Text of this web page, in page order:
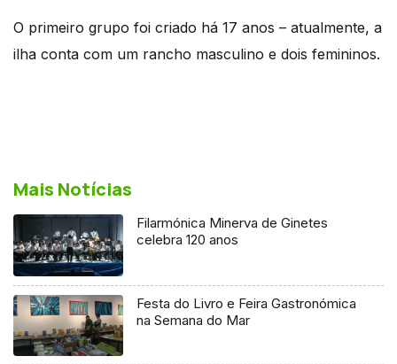
O primeiro grupo foi criado há 17 anos – atualmente, a
ilha conta com um rancho masculino e dois femininos.
Mais Notícias
Filarmónica Minerva de Ginetes
celebra 120 anos
Festa do Livro e Feira Gastronómica
na Semana do Mar